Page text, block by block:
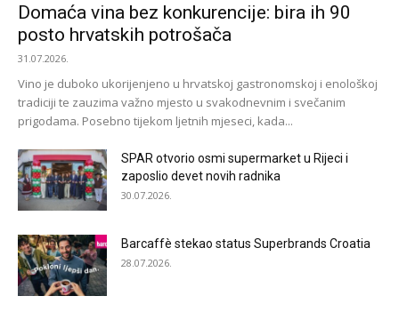
Domaća vina bez konkurencije: bira ih 90
posto hrvatskih potrošača
31.07.2026.
Vino je duboko ukorijenjeno u hrvatskoj gastronomskoj i enološkoj
tradiciji te zauzima važno mjesto u svakodnevnim i svečanim
prigodama. Posebno tijekom ljetnih mjeseci, kada...
SPAR otvorio osmi supermarket u Rijeci i
zaposlio devet novih radnika
30.07.2026.
Barcaffè stekao status Superbrands Croatia
28.07.2026.